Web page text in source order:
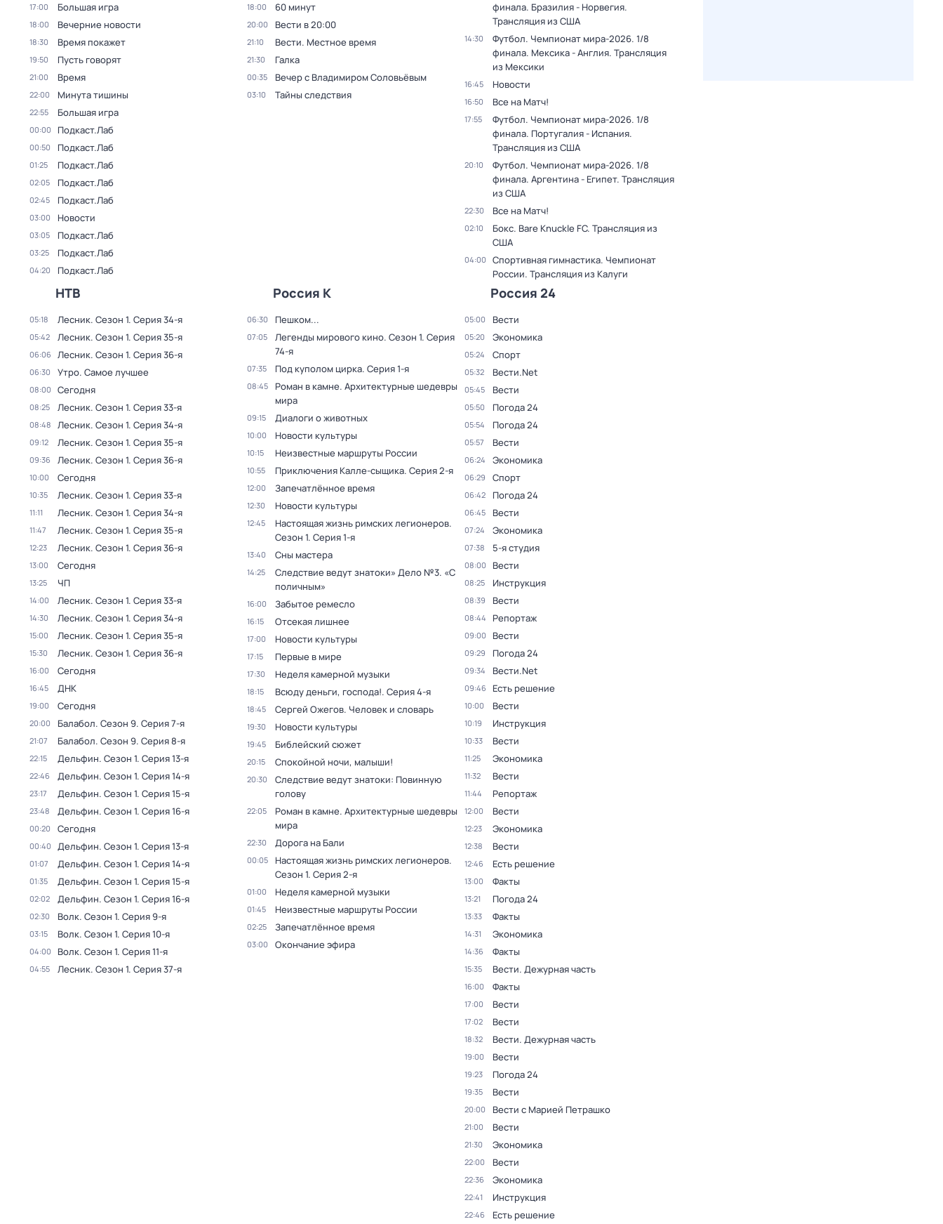
17:00 Большая игра
18:00 Вечерние новости
18:30 Время покажет
19:50 Пусть говорят
21:00 Время
22:00 Минута тишины
22:55 Большая игра
00:00 Подкаст.Лаб
00:50 Подкаст.Лаб
01:25 Подкаст.Лаб
02:05 Подкаст.Лаб
02:45 Подкаст.Лаб
03:00 Новости
03:05 Подкаст.Лаб
03:25 Подкаст.Лаб
04:20 Подкаст.Лаб
18:00 60 минут
20:00 Вести в 20:00
21:10 Вести. Местное время
21:30 Галка
00:35 Вечер с Владимиром Соловьёвым
03:10 Тайны следствия
финала. Бразилия - Норвегия.
Трансляция из США
14:30
Футбол. Чемпионат мира-2026. 1/8
финала. Мексика - Англия. Трансляция
из Мексики
16:45 Новости
16:50 Все на Матч!
17:55
Футбол. Чемпионат мира-2026. 1/8
финала. Португалия - Испания.
Трансляция из США
20:10
Футбол. Чемпионат мира-2026. 1/8
финала. Аргентина - Египет. Трансляция
из США
22:30 Все на Матч!
02:10
Бокс. Bare Knuckle FC. Трансляция из
США
04:00
Спортивная гимнастика. Чемпионат
России. Трансляция из Калуги
НТВ
05:18 Лесник. Сезон 1. Серия 34-я
05:42 Лесник. Сезон 1. Серия 35-я
06:06 Лесник. Сезон 1. Серия 36-я
06:30 Утро. Самое лучшее
08:00 Сегодня
08:25 Лесник. Сезон 1. Серия 33-я
08:48 Лесник. Сезон 1. Серия 34-я
09:12 Лесник. Сезон 1. Серия 35-я
09:36 Лесник. Сезон 1. Серия 36-я
10:00 Сегодня
10:35 Лесник. Сезон 1. Серия 33-я
11:11 Лесник. Сезон 1. Серия 34-я
11:47 Лесник. Сезон 1. Серия 35-я
12:23 Лесник. Сезон 1. Серия 36-я
13:00 Сегодня
13:25 ЧП
14:00 Лесник. Сезон 1. Серия 33-я
14:30 Лесник. Сезон 1. Серия 34-я
15:00 Лесник. Сезон 1. Серия 35-я
15:30 Лесник. Сезон 1. Серия 36-я
16:00 Сегодня
16:45 ДНК
19:00 Сегодня
20:00 Балабол. Сезон 9. Серия 7-я
21:07 Балабол. Сезон 9. Серия 8-я
22:15 Дельфин. Сезон 1. Серия 13-я
22:46 Дельфин. Сезон 1. Серия 14-я
23:17 Дельфин. Сезон 1. Серия 15-я
23:48 Дельфин. Сезон 1. Серия 16-я
00:20 Сегодня
00:40 Дельфин. Сезон 1. Серия 13-я
01:07 Дельфин. Сезон 1. Серия 14-я
01:35 Дельфин. Сезон 1. Серия 15-я
02:02 Дельфин. Сезон 1. Серия 16-я
02:30 Волк. Сезон 1. Серия 9-я
03:15 Волк. Сезон 1. Серия 10-я
04:00 Волк. Сезон 1. Серия 11-я
04:55 Лесник. Сезон 1. Серия 37-я
Россия К
06:30 Пешком...
07:05 Легенды мирового кино. Сезон 1. Серия
74-я
07:35 Под куполом цирка. Серия 1-я
08:45
Роман в камне. Архитектурные шедевры
мира
09:15 Диалоги о животных
10:00 Новости культуры
10:15 Неизвестные маршруты России
10:55 Приключения Калле-сыщика. Серия 2-я
12:00 Запечатлённое время
12:30 Новости культуры
12:45 Настоящая жизнь римских легионеров.
Сезон 1. Серия 1-я
13:40 Сны мастера
14:25
Следствие ведут знатоки» Дело №3. «С
поличным»
16:00 Забытое ремесло
16:15 Отсекая лишнее
17:00 Новости культуры
17:15 Первые в мире
17:30 Неделя камерной музыки
18:15 Всюду деньги, господа!. Серия 4-я
18:45 Сергей Ожегов. Человек и словарь
19:30 Новости культуры
19:45 Библейский сюжет
20:15 Спокойной ночи, малыши!
20:30
Следствие ведут знатоки: Повинную
голову
22:05
Роман в камне. Архитектурные шедевры
мира
22:30 Дорога на Бали
00:05 Настоящая жизнь римских легионеров.
Сезон 1. Серия 2-я
01:00 Неделя камерной музыки
01:45 Неизвестные маршруты России
02:25 Запечатлённое время
03:00 Окончание эфира
Россия 24
05:00 Вести
05:20 Экономика
05:24 Спорт
05:32 Вести.Net
05:45 Вести
05:50 Погода 24
05:54 Погода 24
05:57 Вести
06:24 Экономика
06:29 Спорт
06:42 Погода 24
06:45 Вести
07:24 Экономика
07:38 5-я студия
08:00 Вести
08:25 Инструкция
08:39 Вести
08:44 Репортаж
09:00 Вести
09:29 Погода 24
09:34 Вести.Net
09:46 Есть решение
10:00 Вести
10:19 Инструкция
10:33 Вести
11:25 Экономика
11:32 Вести
11:44 Репортаж
12:00 Вести
12:23 Экономика
12:38 Вести
12:46 Есть решение
13:00 Факты
13:21 Погода 24
13:33 Факты
14:31 Экономика
14:36 Факты
15:35 Вести. Дежурная часть
16:00 Факты
17:00 Вести
17:02 Вести
18:32 Вести. Дежурная часть
19:00 Вести
19:23 Погода 24
19:35 Вести
20:00 Вести с Марией Петрашко
21:00 Вести
21:30 Экономика
22:00 Вести
22:36 Экономика
22:41 Инструкция
22:46 Есть решение